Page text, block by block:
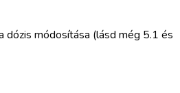
dózis módosítása (lásd még 5.1 és